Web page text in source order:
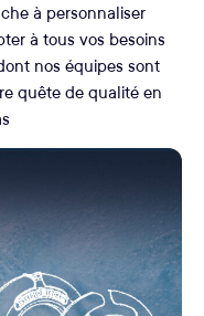
à personnaliser
à tous vos besoins
nos équipes sont
quête de qualité en